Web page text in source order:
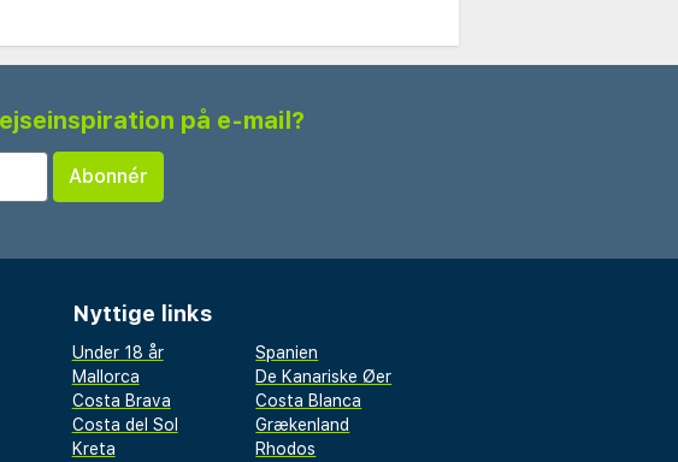
på e-mail?
Nyttige links
Under 18 år
Spanien
Mallorca
De Kanariske Øer
Costa Brava
Costa Blanca
Costa del Sol
Grækenland
Kreta
Rhodos